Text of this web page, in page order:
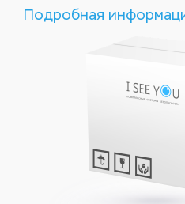
Подробная